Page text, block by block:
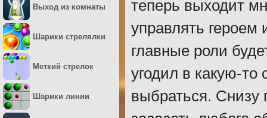
теперь выходит
управлять героем
главные роли
угодил в какую-то
выбраться. Снизу
Выход из комнаты
Шарики стрелялки
Меткий стрелок
Шарики линии